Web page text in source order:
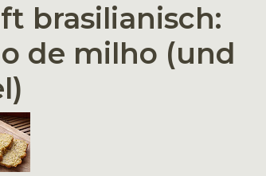
brasilianisch:
de milho (und